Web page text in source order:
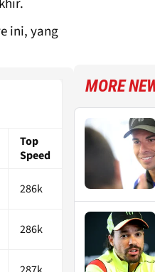
ini, yang
Top
Speed
286k
286k
MORE